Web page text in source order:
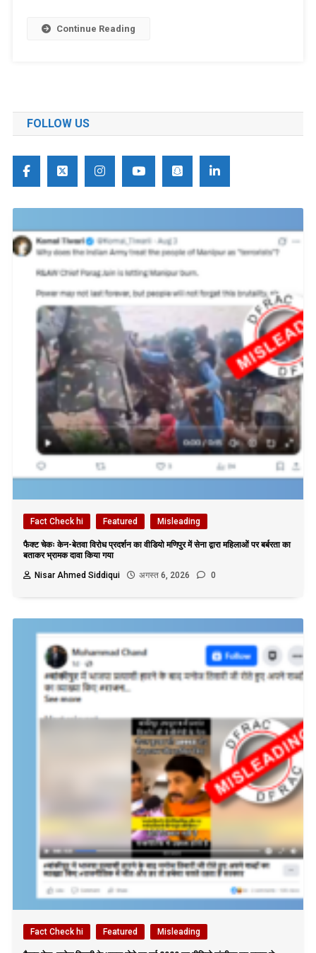
Continue Reading
FOLLOW US
Fact Check hi Featured Misleading
फैक्ट चेकः केन-बेतवा विरोध प्रदर्शन का वीडियो मणिपुर में सेना द्वारा महिलाओं पर बर्बरता का
बताकर भ्रामक दावा किया गया
Nisar Ahmed Siddiqui
अगस्त 6, 2026 0
Fact Check hi Featured Misleading